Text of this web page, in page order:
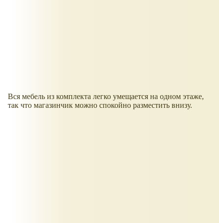
Вся мебель из комплекта легко умещается на одном этаже,
так что магазинчик можно спокойно разместить внизу.